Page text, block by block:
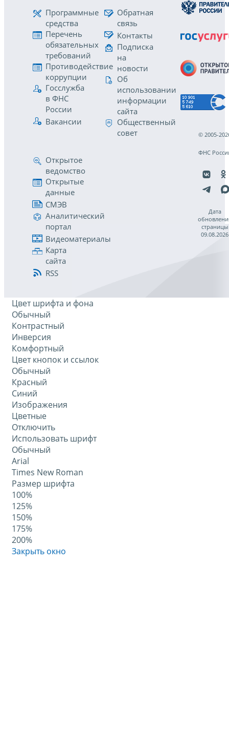
Программные
средства
Перечень
обязательных
требований
Противодействие
коррупции
Госслужба
в ФНС
России
Вакансии
Обратная
связь
Контакты
Подписка
на
новости
Об
использовании
информации
сайта
Общественный
совет
Открытое
ведомство
Открытые
данные
СМЭВ
Аналитический
портал
Видеоматериалы
Карта
сайта
RSS
© 2005-
ФНС
Дата
страницы
09.08.2026
Цвет шрифта и фона
Обычный
Контрастный
Инверсия
Комфортный
Цвет кнопок и ссылок
Обычный
Красный
Синий
Изображения
Цветные
Отключить
Использовать шрифт
Обычный
Arial
Times New Roman
Размер шрифта
100%
125%
150%
175%
200%
Закрыть окно